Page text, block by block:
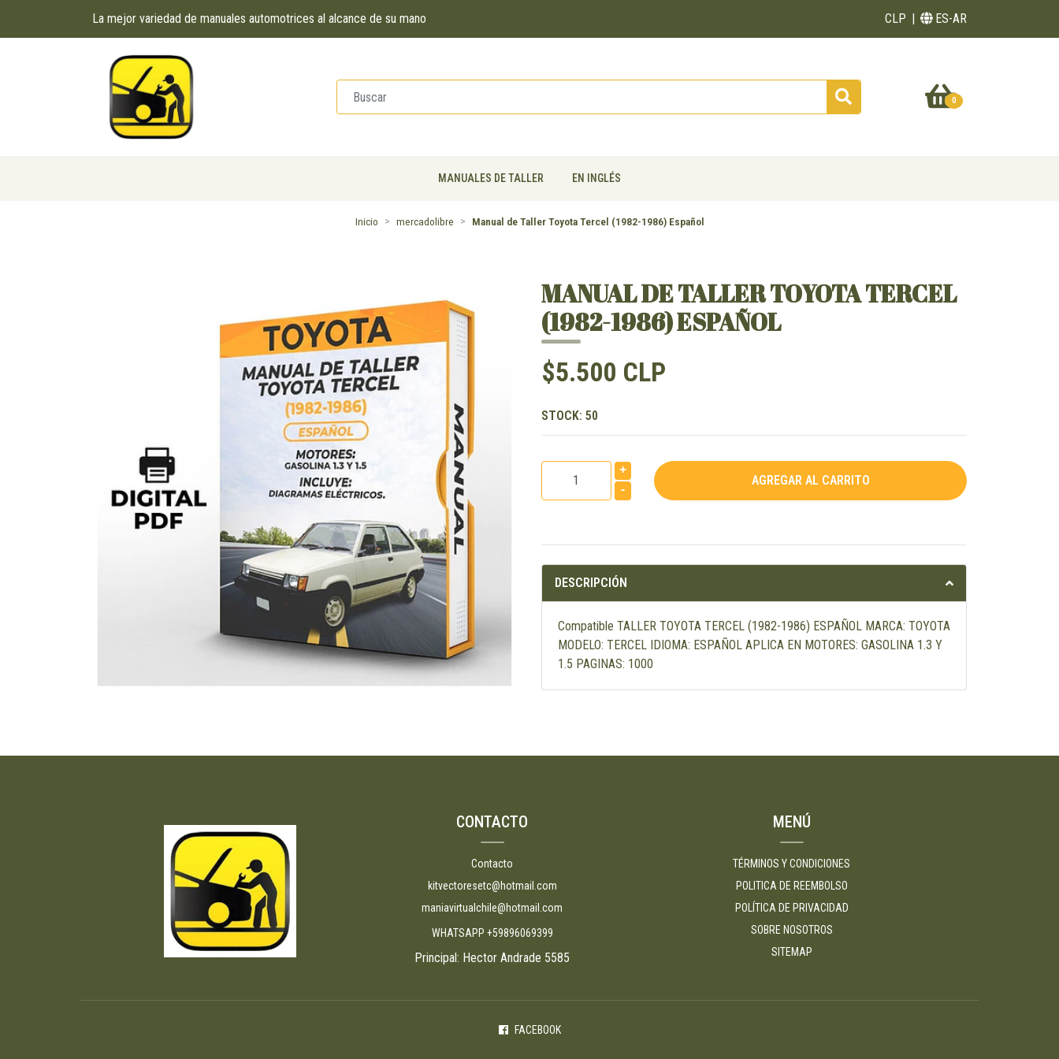
La mejor variedad de manuales automotrices al alcance de su mano CLP ES-AR
0
MANUALES DE TALLER EN INGLÉS
Inicio mercadolibre Manual de Taller Toyota Tercel (1982-1986) Español
MANUAL DE TALLER TOYOTA TERCEL
(1982-1986) ESPAÑOL
$5.500 CLP
STOCK: 50
+
-
DESCRIPCIÓN
Compatible TALLER TOYOTA TERCEL (1982-1986) ESPAÑOL MARCA: TOYOTA
MODELO: TERCEL IDIOMA: ESPAÑOL APLICA EN MOTORES: GASOLINA 1.3 Y
1.5 PAGINAS: 1000
CONTACTO
Contacto
kitvectoresetc@hotmail.com
maniavirtualchile@hotmail.com
WHATSAPP +59896069399
Principal: Hector Andrade 5585
MENÚ
TÉRMINOS Y CONDICIONES
POLITICA DE REEMBOLSO
POLÍTICA DE PRIVACIDAD
SOBRE NOSOTROS
SITEMAP
FACEBOOK